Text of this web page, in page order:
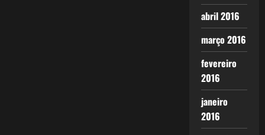
abril 2016
março 2016
fevereiro
2016
janeiro
2016